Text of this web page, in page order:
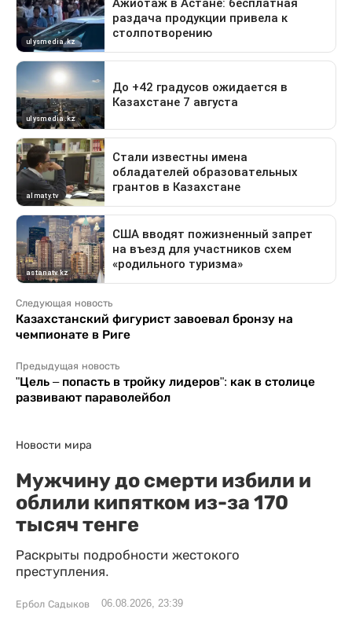
Следующая новость
Казахстанский фигурист завоевал бронзу на
чемпионате в Риге
Предыдущая новость
"Цель – попасть в тройку лидеров": как в столице
развивают параволейбол
Новости мира
Мужчину до смерти избили и
облили кипятком из-за 170
тысяч тенге
Раскрыты подробности жестокого
преступления.
Ербол Садыков 06.08.2026, 23:39